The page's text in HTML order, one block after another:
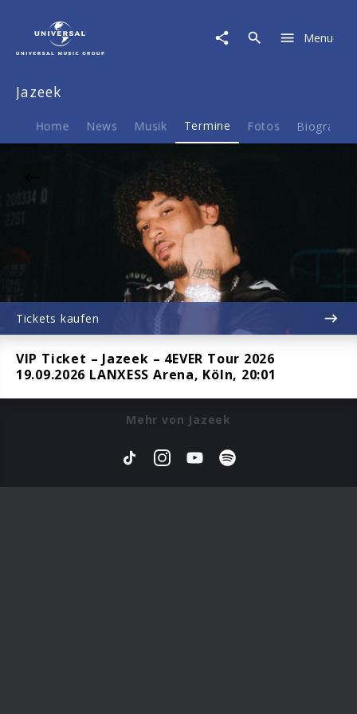
19.09.2026
LANXESS
Köln,
Menu
Jazeek
Home News Musik Termine Fotos Biografie
VIP Ticket – Jazeek – 4EVER Tour 2026
19.09.2026 LANXESS Arena, Köln, 20:01
Tickets kaufen
Mehr von Jazeek